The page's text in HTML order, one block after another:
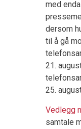
med
dersom
til å gå
21.
25.
Vedlegg
samtale